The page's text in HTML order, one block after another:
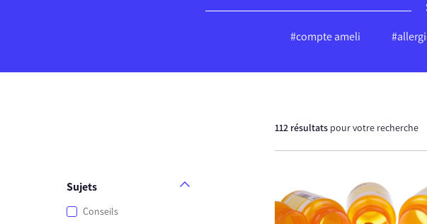
#compte ameli
Sujets
Conseils
112 résultats pour votre recherche